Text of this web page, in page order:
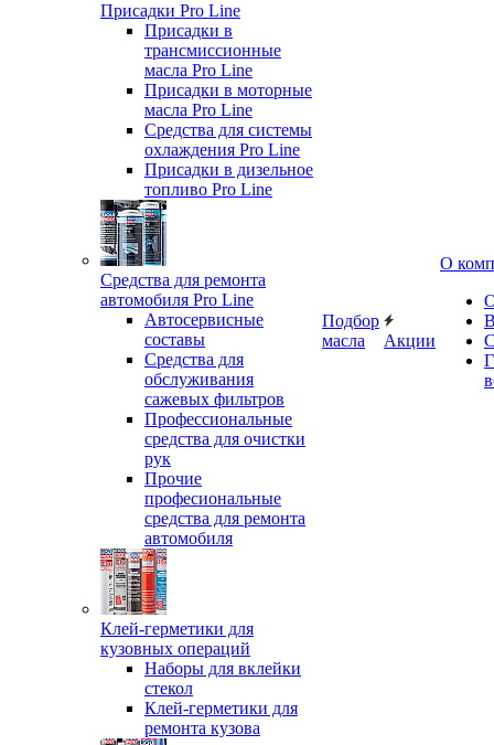
Присадки Pro Line
Присадки в
трансмиссионные
масла Pro Line
Присадки в моторные
масла Pro Line
Средства для системы
охлаждения Pro Line
Присадки в дизельное
топливо Pro Line
Средства для ремонта
автомобиля Pro Line
Автосервисные
составы
Средства для
обслуживания
сажевых фильтров
Профессиональные
средства для очистки
рук
Прочие
професиональные
средства для ремонта
автомобиля
Клей-герметики для
кузовных операций
Наборы для вклейки
стекол
Клей-герметики для
ремонта кузова
Подбор
масла
Акции
О